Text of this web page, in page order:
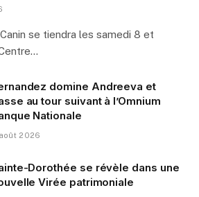
se tiendra les samedi 8 et
domine Andreeva et
au tour suivant à l’Omnium
Nationale
2026
Dorothée se révèle dans une
Virée patrimoniale